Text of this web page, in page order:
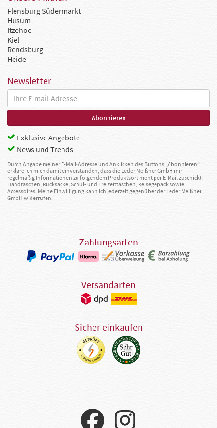
Flensburg Südermarkt
Husum
Itzehoe
Kiel
Rendsburg
Heide
Newsletter
Exklusive Angebote
News und Trends
Durch Angabe meiner E-Mail-Adresse und Anklicken des Buttons „Abonnieren“
erkläre ich mich damit einverstanden, dass die Leder Meißner GmbH mir
regelmäßig Informationen zu folgendem Produktsortiment per E-Mail zuschickt:
Handtaschen, Rucksäcke, Schul- und Freizeittaschen, Reisegepäck sowie
Accessoires. Meine Einwilligung kann ich jederzeit gegenüber der Leder Meißner
GmbH widerrufen.
Zahlungsarten
Versandarten
Sicher einkaufen